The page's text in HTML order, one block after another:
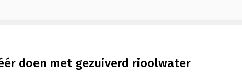
doen met gezuiverd rioolwater